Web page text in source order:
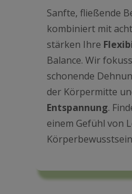
Sanfte, fließende
kombiniert mit
stärken Ihre
Balance. Wir
schonende
der Körpermitte
Entspannung.
einem Gefühl von